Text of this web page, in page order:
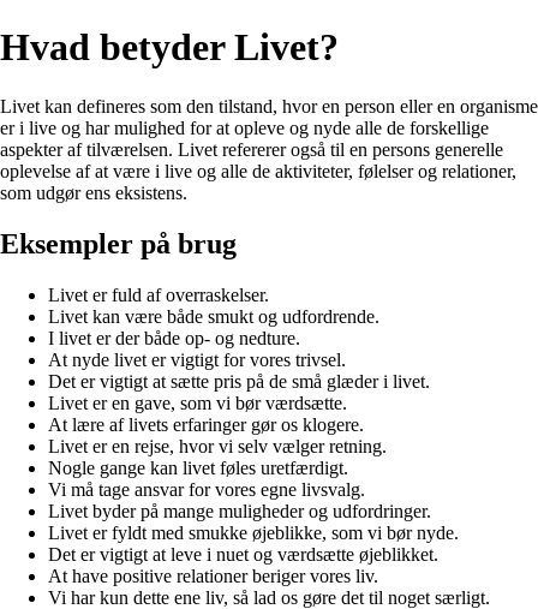
Hvad betyder Livet?
Livet kan defineres som den tilstand, hvor en person eller en organisme
er i live og har mulighed for at opleve og nyde alle de forskellige
aspekter af tilværelsen. Livet refererer også til en persons generelle
oplevelse af at være i live og alle de aktiviteter, følelser og relationer,
som udgør ens eksistens.
Eksempler på brug
Livet er fuld af overraskelser.
Livet kan være både smukt og udfordrende.
I livet er der både op- og nedture.
At nyde livet er vigtigt for vores trivsel.
Det er vigtigt at sætte pris på de små glæder i livet.
Livet er en gave, som vi bør værdsætte.
At lære af livets erfaringer gør os klogere.
Livet er en rejse, hvor vi selv vælger retning.
Nogle gange kan livet føles uretfærdigt.
Vi må tage ansvar for vores egne livsvalg.
Livet byder på mange muligheder og udfordringer.
Livet er fyldt med smukke øjeblikke, som vi bør nyde.
Det er vigtigt at leve i nuet og værdsætte øjeblikket.
At have positive relationer beriger vores liv.
Vi har kun dette ene liv, så lad os gøre det til noget særligt.